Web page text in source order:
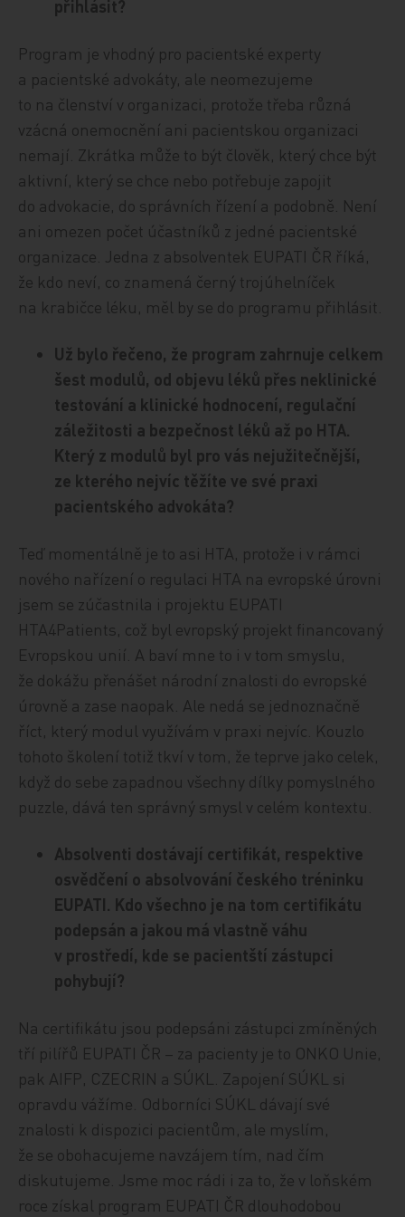
přihlásit?
Program je vhodný pro pacientské experty
a pacientské advokáty, ale neomezujeme
to na členství v organizaci, protože třeba různá
vzácná onemocnění ani pacientskou organizaci
nemají. Zkrátka může to být člověk, který chce být
aktivní, který se chce nebo potřebuje zapojit
do advokacie, do správních řízení a podobně. Není
ani omezen počet účastníků z jedné pacientské
organizace. Jedna z absolventek EUPATI ČR říká,
že kdo neví, co znamená černý trojúhelníček
na krabičce léku, měl by se do programu přihlásit.
Už bylo řečeno, že program zahrnuje celkem
šest modulů, od objevu léků přes neklinické
testování a klinické hodnocení, regulační
záležitosti a bezpečnost léků až po HTA.
Který z modulů byl pro vás nejužitečnější,
ze kterého nejvíc těžíte ve své praxi
pacientského advokáta?
Teď momentálně je to asi HTA, protože i v rámci
nového nařízení o regulaci HTA na evropské úrovni
jsem se zúčastnila i projektu EUPATI
HTA4Patients, což byl evropský projekt financovaný
Evropskou unií. A baví mne to i v tom smyslu,
že dokážu přenášet národní znalosti do evropské
úrovně a zase naopak. Ale nedá se jednoznačně
říct, který modul využívám v praxi nejvíc. Kouzlo
tohoto školení totiž tkví v tom, že teprve jako celek,
když do sebe zapadnou všechny dílky pomyslného
puzzle, dává ten správný smysl v celém kontextu.
Absolventi dostávají certifikát, respektive
osvědčení o absolvování českého tréninku
EUPATI. Kdo všechno je na tom certifikátu
podepsán a jakou má vlastně váhu
v prostředí, kde se pacientští zástupci
pohybují?
Na certifikátu jsou podepsáni zástupci zmíněných
tří pilířů EUPATI ČR – za pacienty je to ONKO Unie,
pak AIFP, CZECRIN a SÚKL. Zapojení SÚKL si
opravdu vážíme. Odborníci SÚKL dávají své
znalosti k dispozici pacientům, ale myslím,
že se obohacujeme navzájem tím, nad čím
diskutujeme. Jsme moc rádi i za to, že v loňském
roce získal program EUPATI ČR dlouhodobou